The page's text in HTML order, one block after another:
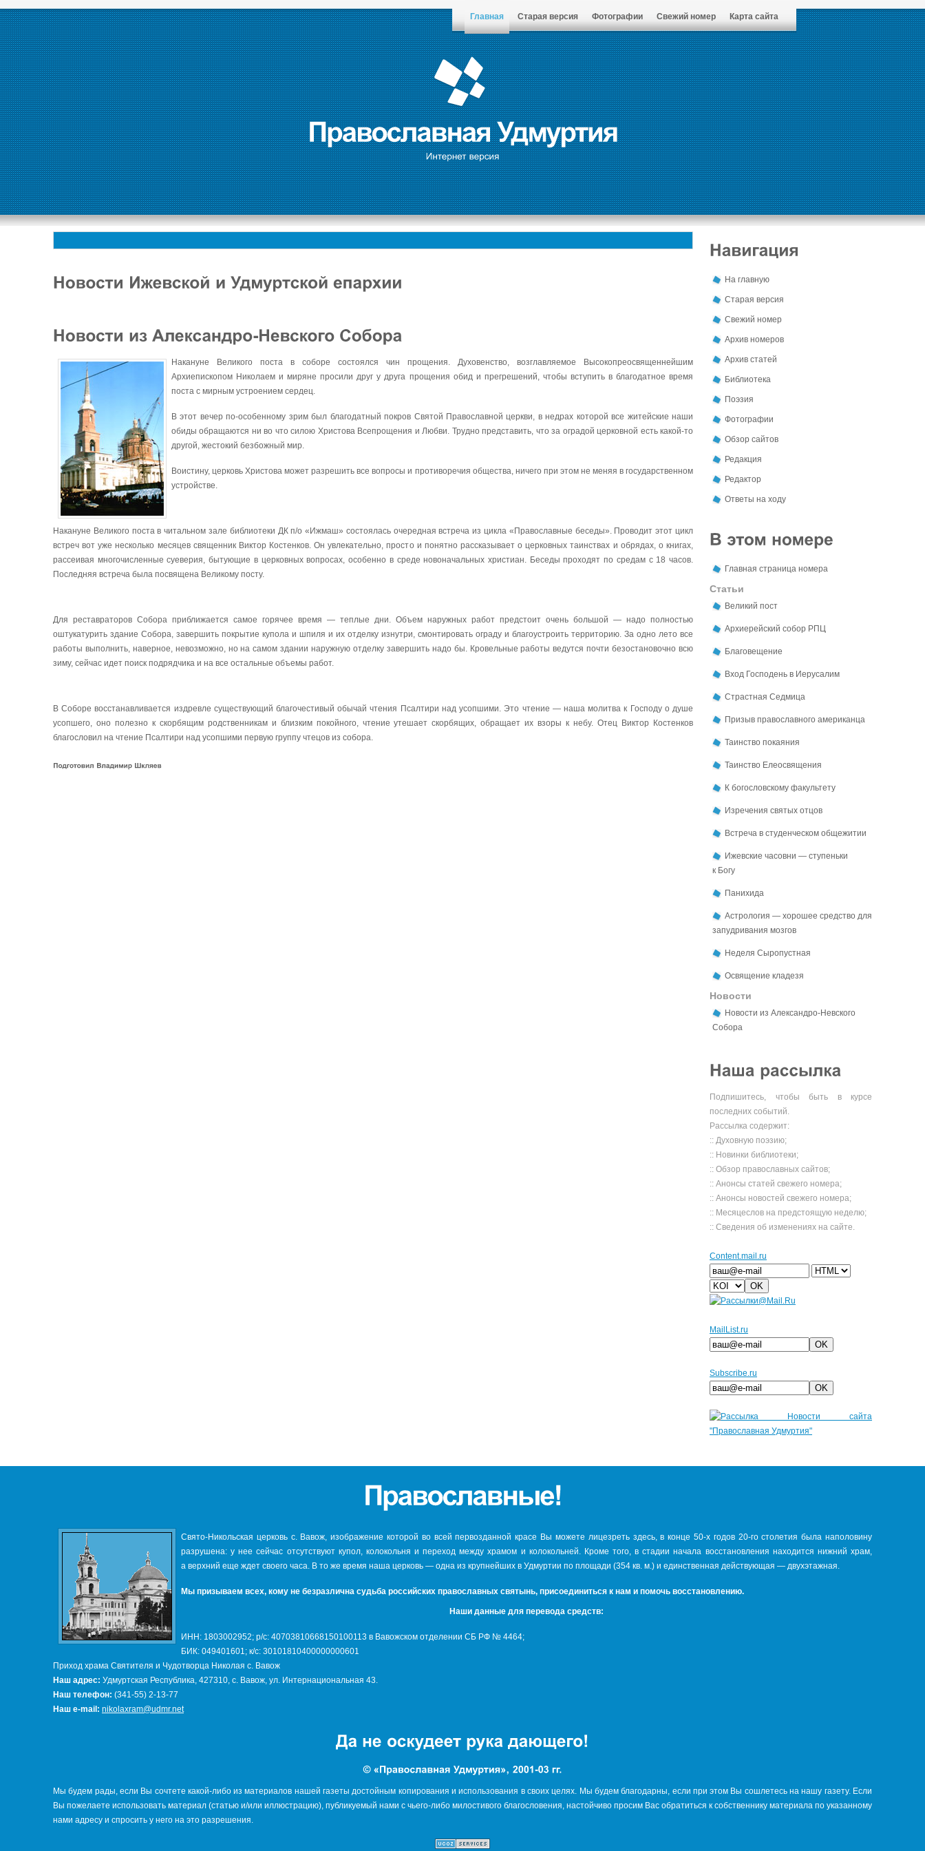
Главная Старая версия Фотографии Свежий номер Карта сайта
Накануне Великого поста в соборе состоялся чин прощения. Духовенство, возглавляемое Высокопреосвященнейшим
Архиепископом Николаем и миряне просили друг у друга прощения обид и прегрешений, чтобы вступить в благодатное время
поста с мирным устроением сердец.
В этот вечер по-особенному зрим был благодатный покров Святой Православной церкви, в недрах которой все житейские наши
обиды обращаются ни во что силою Христова Всепрощения и Любви. Трудно представить, что за оградой церковной есть какой-то
другой, жестокий безбожный мир.
Воистину, церковь Христова может разрешить все вопросы и противоречия общества, ничего при этом не меняя в государственном
устройстве.
Накануне Великого поста в читальном зале библиотеки ДК п/о «Ижмаш» состоялась очередная встреча из цикла «Православные беседы». Проводит этот цикл
встреч вот уже несколько месяцев священник Виктор Костенков. Он увлекательно, просто и понятно рассказывает о церковных таинствах и обрядах, о книгах,
рассеивая многочисленные суеверия, бытующие в церковных вопросах, особенно в среде новоначальных христиан. Беседы проходят по средам с 18 часов.
Последняя встреча была посвящена Великому посту.
Для реставраторов Собора приближается самое горячее время — теплые дни. Объем наружных работ предстоит очень большой — надо полностью
оштукатурить здание Собора, завершить покрытие купола и шпиля и их отделку изнутри, смонтировать ограду и благоустроить территорию. За одно лето все
работы выполнить, наверное, невозможно, но на самом здании наружную отделку завершить надо бы. Кровельные работы ведутся почти безостановочно всю
зиму, сейчас идет поиск подрядчика и на все остальные объемы работ.
В Соборе восстанавливается издревле существующий благочестивый обычай чтения Псалтири над усопшими. Это чтение — наша молитва к Господу о душе
усопшего, оно полезно к скорбящим родственникам и близким покойного, чтение утешает скорбящих, обращает их взоры к небу. Отец Виктор Костенков
благословил на чтение Псалтири над усопшими первую группу чтецов из собора.
На главную
Старая версия
Свежий номер
Архив номеров
Архив статей
Библиотека
Поэзия
Фотографии
Обзор сайтов
Редакция
Редактор
Ответы на ходу
Главная страница номера
Статьи
Великий пост
Архиерейский собор РПЦ
Благовещение
Вход Господень в Иерусалим
Страстная Седмица
Призыв православного американца
Таинство покаяния
Таинство Елеосвящения
К богословскому факультету
Изречения святых отцов
Встреча в студенческом общежитии
Ижевские часовни — ступеньки
к Богу
Панихида
Астрология — хорошее средство для
запудривания мозгов
Неделя Сыропустная
Освящение кладезя
Новости
Новости из Александро-Невского
Собора
Подпишитесь, чтобы быть в курсе
последних событий.
Рассылка содержит:
:: Духовную поэзию;
:: Новинки библиотеки;
:: Обзор православных сайтов;
:: Анонсы статей свежего номера;
:: Анонсы новостей свежего номера;
:: Месяцеслов на предстоящую неделю;
:: Сведения об изменениях на сайте.
Сontent.mail.ru
MailList.ru
Subscribe.ru
Свято-Никольская церковь с. Вавож, изображение которой во всей первозданной красе Вы можете лицезреть здесь, в конце 50-х годов 20-го столетия была наполовину
разрушена: у нее сейчас отсутствуют купол, колокольня и переход между храмом и колокольней. Кроме того, в стадии начала восстановления находится нижний храм,
а верхний еще ждет своего часа. В то же время наша церковь — одна из крупнейших в Удмуртии по площади (354 кв. м.) и единственная действующая — двухэтажная.
Мы призываем всех, кому не безразлична судьба российских православных святынь, присоединиться к нам и помочь восстановлению.
Наши данные для перевода средств:
ИНН: 1803002952; р/с: 40703810668150100113 в Вавожском отделении СБ РФ № 4464;
БИК: 049401601; к/с: 30101810400000000601
Приход храма Святителя и Чудотворца Николая с. Вавож
Наш адрес: Удмуртская Республика, 427310, с. Вавож, ул. Интернациональная 43.
Наш телефон: (341-55) 2-13-77
Наш e-mail: nikolaxram@udmr.net
Мы будем рады, если Вы сочтете какой-либо из материалов нашей газеты достойным копирования и использования в своих целях. Мы будем благодарны, если при этом Вы сошлетесь на нашу газету. Если
Вы пожелаете использовать материал (статью и/или иллюстрацию), публикуемый нами с чьего-либо милостивого благословения, настойчиво просим Вас обратиться к собственнику материала по указанному
нами адресу и спросить у него на это разрешения.